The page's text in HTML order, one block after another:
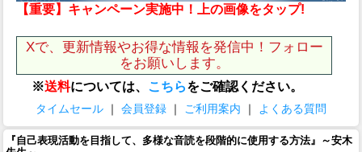
【重要】キャンペーン実施中！上の画像をタップ!
Xで、更新情報やお得な情報を発信中！フォロー
をお願いします。
※送料については、 こちらをご確認ください。
タイムセール ｜ 会員登録 ｜ ご利用案内 ｜ よくある質問
『自己表現活動を目指して、多様な音読を段階的に使用する方法』～安木